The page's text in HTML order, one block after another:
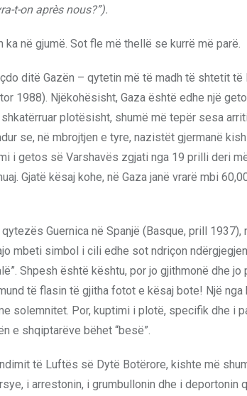
t-on après nous?”).
në gjumë. Sot fle më thellë se kurrë më parë.
ditë Gazën – qytetin më të madh të shtetit
1988). Njëkohësisht, Gaza është edhe një
plotësisht, shumë më tepër sesa
se, në mbrojtjen e tyre, nazistët gjermanë
getos së Varshavës zgjati nga 19 prilli deri
Gjatë kësaj kohe, në Gaza janë vrarë mbi
Guernica në Spanjë (Basque, prill 1937),
mbeti simbol i cili edhe sot ndriçon
Shpesh është kështu, por jo gjithmonë dhe jo
të flasin të gjitha fotot e kësaj bote! Një
solemnitet. Por, kuptimi i plotë, specifik dhe i
e shqiptarëve bëhet “besë”.
të Luftës së Dytë Botërore, kishte më
i arrestonin, i grumbullonin dhe i deportonin